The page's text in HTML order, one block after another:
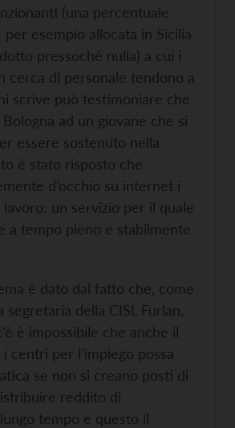
(una percentuale
esempio allocata in Sicilia
pressoché nulla) a cui i
cerca di personale tendono a
scrive può testimoniare che
ad un giovane che si
essere sostenuto nella
è stato risposto che
d’occhio su internet i
un servizio per il quale
a tempo pieno e stabilmente
è dato dal fatto che, come
della CISL Furlan,
è impossibile che anche il
centri per l’impiego possa
se non si creano posti di
reddito di
tempo e questo il